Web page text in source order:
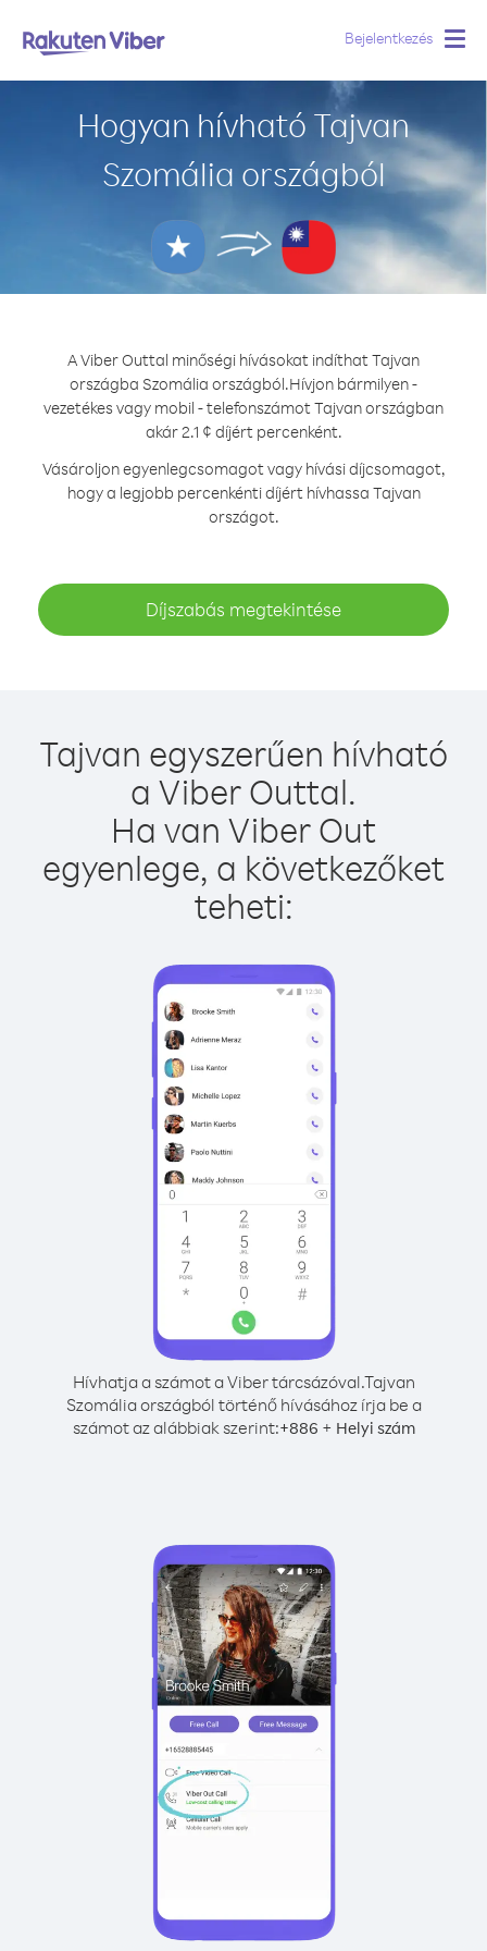
Bejelentkezés
Hogyan hívható Tajvan
Szomália országból
A Viber Outtal minőségi hívásokat indíthat Tajvan
országba Szomália országból.Hívjon bármilyen -
vezetékes vagy mobil - telefonszámot Tajvan országban
akár 2.1 ¢ díjért percenként.
Vásároljon egyenlegcsomagot vagy hívási díjcsomagot,
hogy a legjobb percenkénti díjért hívhassa Tajvan
országot.
Díjszabás megtekintése
Tajvan egyszerűen hívható
a Viber Outtal.
Ha van Viber Out
egyenlege, a következőket
teheti:
Hívhatja a számot a Viber tárcsázóval.Tajvan
Szomália országból történő hívásához írja be a
számot az alábbiak szerint:+886 + Helyi szám